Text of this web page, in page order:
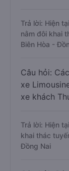
Trả lời: Hiện
nằm đôi khai
Biên Hòa -
Câu hỏi:
xe
xe khách
Trả lời: Hiện
khai thác
Đồng Nai